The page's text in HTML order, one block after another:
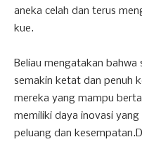
aneka celah dan terus
kue.
Beliau mengatakan bahwa
semakin ketat dan penuh
mereka yang mampu
memiliki daya inovasi
peluang dan